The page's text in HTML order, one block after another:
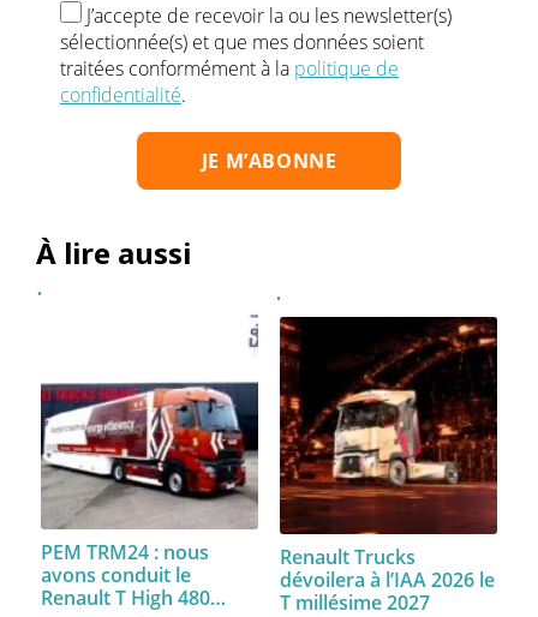
J’accepte de recevoir la ou les newsletter(s)
sélectionnée(s) et que mes données soient
traitées conformément à la politique de
confidentialité.
À lire aussi
PEM TRM24 : nous
avons conduit le
Renault T High 480…
Renault Trucks
dévoilera à l’IAA 2026 le
T millésime 2027